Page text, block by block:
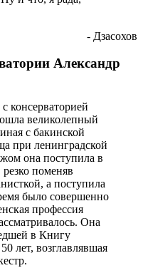
- Дзасохов
Александр
консерваторией
великолепный
с бакинской
при ленинградской
она поступила в
поменяв
а поступила
было совершенно
профессия
Она
в Книгу
лет, возглавлявшая